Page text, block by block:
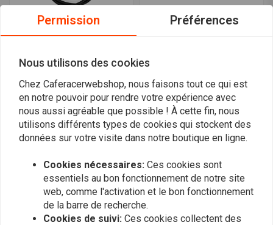
Thruxton / Speedmaster
€16,46
D'Indicateur Triumph Oe,
3.9Mm
€15,34
Permission Préférences
Nous utilisons des cookies
Chez Caferacerwebshop, nous faisons tout ce qui est
en notre pouvoir pour rendre votre expérience avec
nous aussi agréable que possible ! À cette fin, nous
utilisons différents types de cookies qui stockent des
données sur votre visite dans notre boutique en ligne.
Cookies nécessaires: Ces cookies sont
essentiels au bon fonctionnement de notre site
web, comme l'activation et le bon fonctionnement
de la barre de recherche.
Cookies de suivi: Ces cookies collectent des